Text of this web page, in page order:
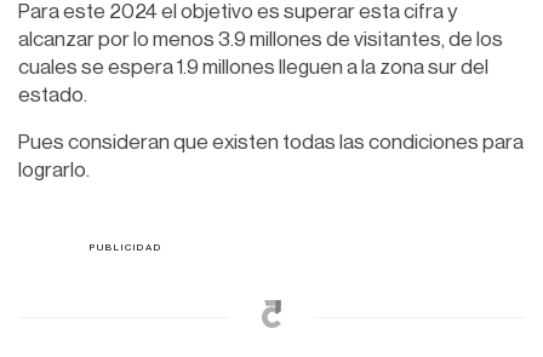
Para este 2024 el objetivo es superar esta cifra y
alcanzar por lo menos 3.9 millones de visitantes, de los
cuales se espera 1.9 millones lleguen a la zona sur del
estado.
Pues consideran que existen todas las condiciones para
lograrlo.